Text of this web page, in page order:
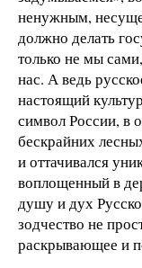
ненужным,
должно делать
только не мы
нас. А ведь
настоящий
символ России, в
бескрайних
и оттачивался
воплощенный в
душу и дух
зодчество не
раскрывающее и